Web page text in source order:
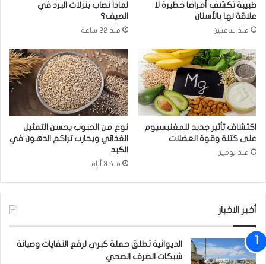
س
ا
ع
ة
م
ر
ى
ا
ك
و
ظ
ف
ي
ا
ل
و
ك
ا
ت
ش
ب
ق
ي
طبيبة تكشف أمراضا خطيرة لا
علاقة لها بالأسنان
منذ ساعتين
لماذا نصاب بنزلات البرد في
الصيف؟
منذ 22 ساعة
اكتشاف تأثير جديد للمغنيسيوم
على كتلة وقوة العضلات
منذ يومين
نوع من الحبوب يحسن التمثيل
الغذائي ويحارب تراكم الدهون في
الكبد
منذ 3 أيام
أخبر الاخبار
الديوانية تطلق حملة كبرى لرفع النفايات وصيانة
شبكات الصرف الصحي